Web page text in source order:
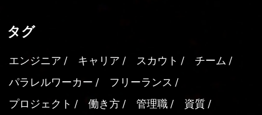
タグ
エンジニア キャリア スカウト
チーム
パラレルワーカー
フリーランス
プロジェクト
働き方 管理職 資質